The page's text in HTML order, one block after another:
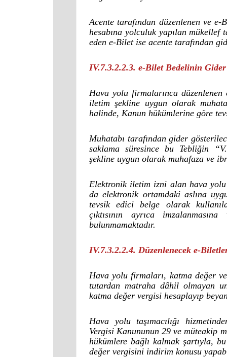
Acente tarafından düzenlenen ve
hesabına yolculuk yapılan
eden e-Bilet ise acente tarafından
IV.7.3.2.2.3. e-Bilet Bedelinin
Hava yolu firmalarınca
iletim şekline uygun olarak
halinde, Kanun hükümlerine göre
Muhatabı tarafından gider
saklama süresince bu Tebliğin
şekline uygun olarak muhafaza ve
Elektronik iletim izni alan hava yolu
da elektronik ortamdaki aslına
tevsik edici belge olarak
çıktısının ayrıca
bulunmamaktadır.
IV.7.3.2.2.4. Düzenlenecek e-
Hava yolu firmaları, katma değer
tutardan matraha dâhil olmayan
katma değer vergisi hesaplayıp
Hava yolu taşımacılığı
Vergisi Kanununun 29 ve müteakip
hükümlere bağlı kalmak şartıyla,
değer vergisini indirim konusu